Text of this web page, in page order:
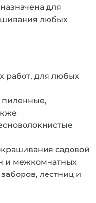
для
любых
работ, для любых
пиленные,
садовой
и межкомнатных
лестниц и